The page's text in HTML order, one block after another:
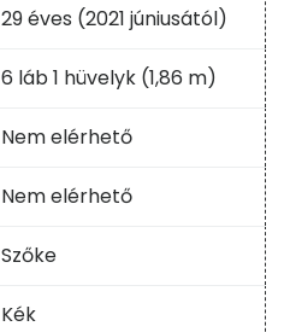
29 éves (2021 júniusától)
6 láb 1 hüvelyk (1,86 m)
Nem elérhető
Nem elérhető
Szőke
Kék